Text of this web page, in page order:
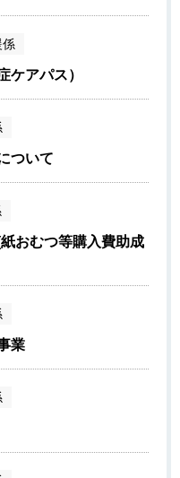
係
ケアパス）
ついて
おむつ等購入費助成
業